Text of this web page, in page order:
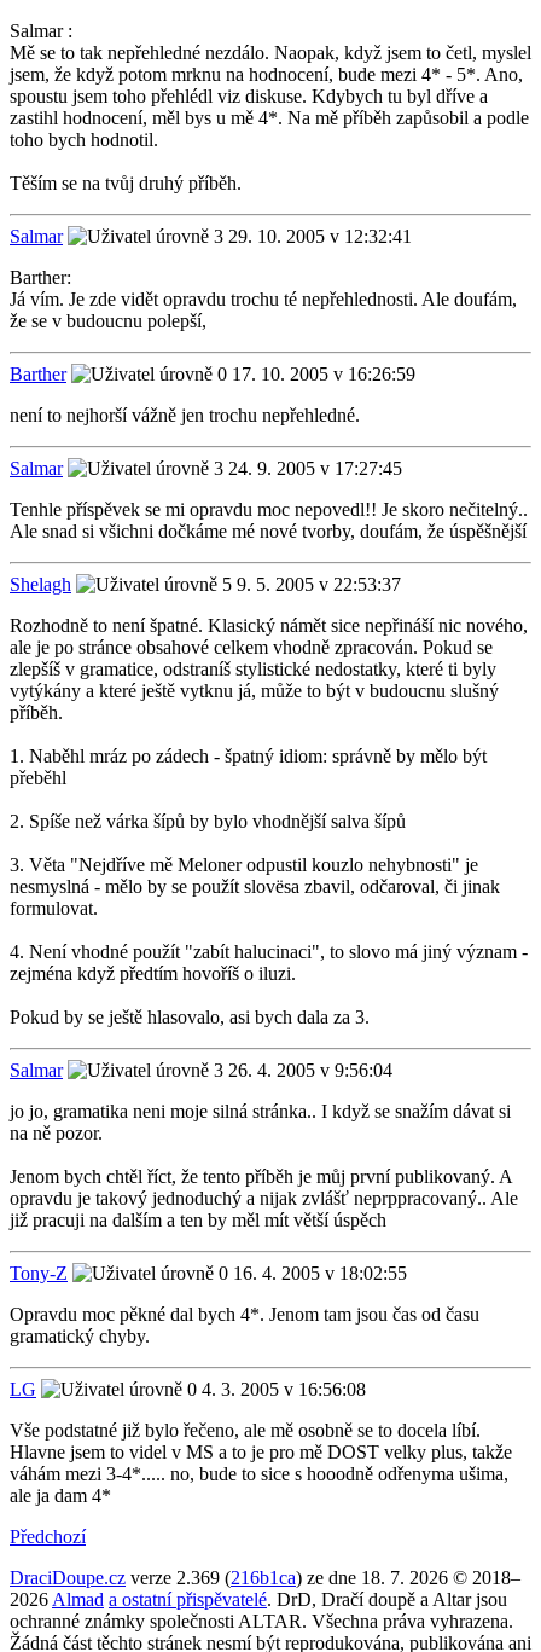
Salmar :
Mě se to tak nepřehledné nezdálo. Naopak, když jsem to četl, myslel
jsem, že když potom mrknu na hodnocení, bude mezi 4* - 5*. Ano,
spoustu jsem toho přehlédl viz diskuse. Kdybych tu byl dříve a
zastihl hodnocení, měl bys u mě 4*. Na mě příběh zapůsobil a podle
toho bych hodnotil.
Těším se na tvůj druhý příběh.
Salmar
29. 10. 2005 v 12:32:41
Barther:
Já vím. Je zde vidět opravdu trochu té nepřehlednosti. Ale doufám,
že se v budoucnu polepší,
Barther
17. 10. 2005 v 16:26:59
není to nejhorší vážně jen trochu nepřehledné.
Salmar
24. 9. 2005 v 17:27:45
Tenhle příspěvek se mi opravdu moc nepovedl!! Je skoro nečitelný..
Ale snad si všichni dočkáme mé nové tvorby, doufám, že úspěšnější
Shelagh
9. 5. 2005 v 22:53:37
Rozhodně to není špatné. Klasický námět sice nepřináší nic nového,
ale je po stránce obsahové celkem vhodně zpracován. Pokud se
zlepšíš v gramatice, odstraníš stylistické nedostatky, které ti byly
vytýkány a které ještě vytknu já, může to být v budoucnu slušný
příběh.
1. Naběhl mráz po zádech - špatný idiom: správně by mělo být
přeběhl
2. Spíše než várka šípů by bylo vhodnější salva šípů
3. Věta "Nejdříve mě Meloner odpustil kouzlo nehybnosti" je
nesmyslná - mělo by se použít slovësa zbavil, odčaroval, či jinak
formulovat.
4. Není vhodné použít "zabít halucinaci", to slovo má jiný význam -
zejména když předtím hovoříš o iluzi.
Pokud by se ještě hlasovalo, asi bych dala za 3.
Salmar
26. 4. 2005 v 9:56:04
jo jo, gramatika neni moje silná stránka.. I když se snažím dávat si
na ně pozor.
Jenom bych chtěl říct, že tento příběh je můj první publikovaný. A
opravdu je takový jednoduchý a nijak zvlášť neprppracovaný.. Ale
již pracuji na dalším a ten by měl mít větší úspěch
Tony-Z
16. 4. 2005 v 18:02:55
Opravdu moc pěkné dal bych 4*. Jenom tam jsou čas od času
gramatický chyby.
LG
4. 3. 2005 v 16:56:08
Vše podstatné již bylo řečeno, ale mě osobně se to docela líbí.
Hlavne jsem to videl v MS a to je pro mě DOST velky plus, takže
váhám mezi 3-4*..... no, bude to sice s hooodně odřenyma ušima,
ale ja dam 4*
Předchozí
DraciDoupe.cz verze 2.369 (216b1ca) ze dne 18. 7. 2026 © 2018–
2026 Almad a ostatní přispěvatelé. DrD, Dračí doupě a Altar jsou
ochranné známky společnosti ALTAR. Všechna práva vyhrazena.
Žádná část těchto stránek nesmí být reprodukována, publikována ani